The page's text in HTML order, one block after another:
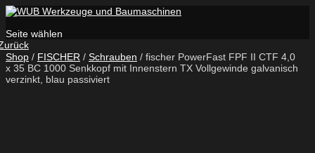
Seite wählen
Shop / FISCHER / Schrauben / fischer PowerFast FPF II CTF 4,0
x 35 BC 1000 Senkkopf mit Innenstern TX Vollgewinde galvanisch
verzinkt, blau passiviert